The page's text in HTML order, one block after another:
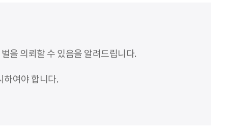
을 의뢰할 수 있음을 알려드립니다.
하여야 합니다.